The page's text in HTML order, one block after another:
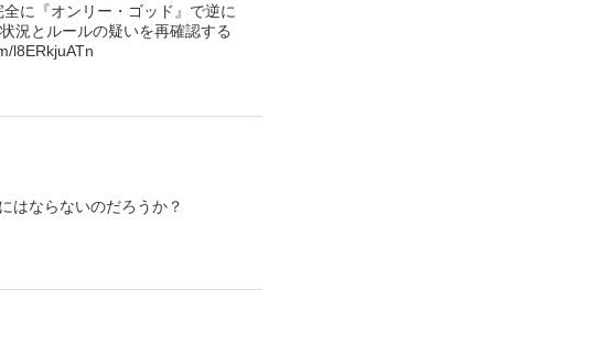
に『オンリー・ゴッド』で逆に
況とルールの疑いを再確認する
l8ERkjuATn
はならないのだろうか？